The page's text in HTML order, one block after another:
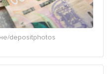
depositphotos